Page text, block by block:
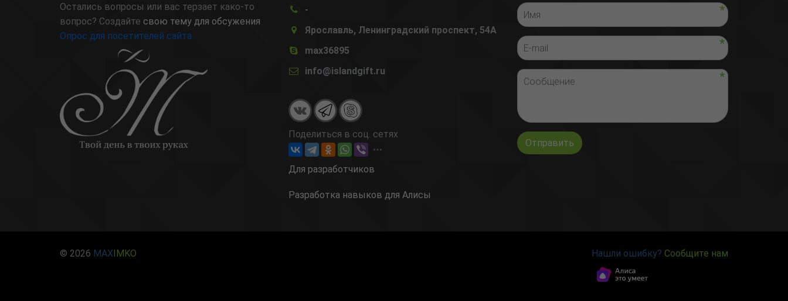
Остались вопросы или вас терзает како-то
вопрос? Создайте свою тему для обсужения
Опрос для посетителей сайта
-
Ярославль, Ленинградский проспект, 54А
max36895
info@islandgift.ru
Поделиться в соц. сетях
Для разработчиков
Разработка навыков для Алисы
Отправить
© 2026 MAXIMKO Нашли ошибку? Сообщите нам